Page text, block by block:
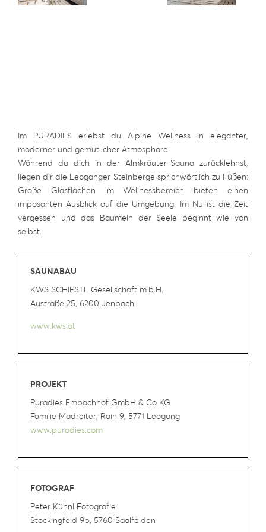
Im PURADIES erlebst du Alpine Wellness in eleganter,
moderner und gemütlicher Atmosphäre.
Während du dich in der Almkräuter-Sauna zurücklehnst,
liegen dir die Leoganger Steinberge sprichwörtlich zu Füßen:
Große Glasflächen im Wellnessbereich bieten einen
imposanten Ausblick auf die Umgebung. Im Nu ist die Zeit
vergessen und das Baumeln der Seele beginnt wie von
selbst.
SAUNABAU
KWS SCHIESTL Gesellschaft m.b.H.
Austraße 25, 6200 Jenbach
www.kws.at
PROJEKT
Puradies Embachhof GmbH & Co KG
Familie Madreiter, Rain 9, 5771 Leogang
www.puradies.com
FOTOGRAF
Peter Kühnl Fotografie
Stockingfeld 9b, 5760 Saalfelden